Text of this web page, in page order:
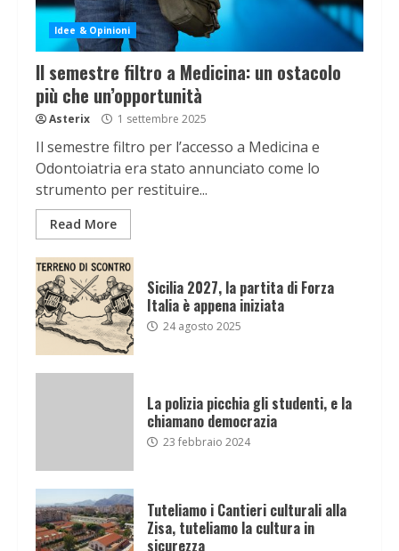
Idee & Opinioni
Il semestre filtro a Medicina: un ostacolo
più che un’opportunità
Asterix 1 settembre 2025
Il semestre filtro per l’accesso a Medicina e
Odontoiatria era stato annunciato come lo
strumento per restituire...
Read More
Sicilia 2027, la partita di Forza
Italia è appena iniziata
24 agosto 2025
La polizia picchia gli studenti, e la
chiamano democrazia
23 febbraio 2024
Tuteliamo i Cantieri culturali alla
Zisa, tuteliamo la cultura in
sicurezza